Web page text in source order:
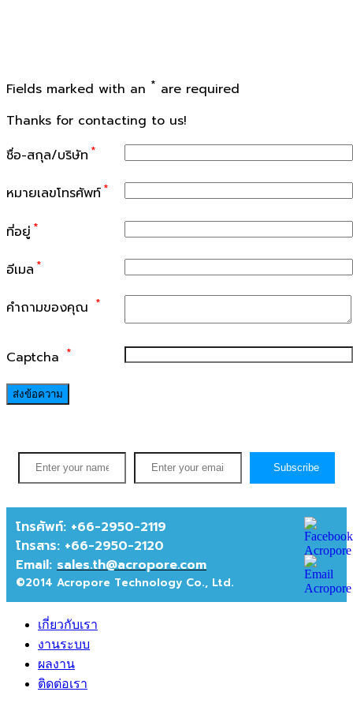
Fields marked with an * are required
Thanks for contacting to us!
ชื่อ-สกุล/บริษัท *
หมายเลขโทรศัพท์*
ที่อยู่ *
อีเมล *
คำถามของคุณ *
Captcha *
ส่งข้อความ
Subscribe
โทรศัพท์: +66-2950-2119
โทรสาร: +66-2950-2120
Email: sales.th@acropore.com
©2014 Acropore Technology Co., Ltd.
เกี่ยวกับเรา
งานระบบ
ผลงาน
ติดต่อเรา